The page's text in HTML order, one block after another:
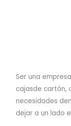
Ser una
cajasde cartón,
necesidades
dejar a un lado